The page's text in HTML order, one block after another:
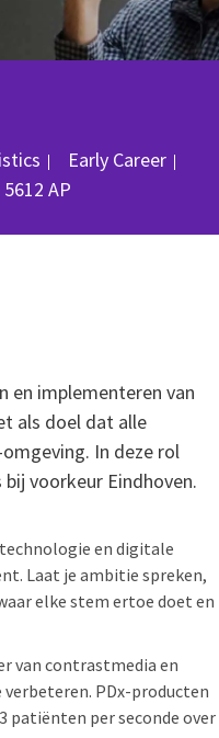
Early Career
AP
en implementeren van
als doel dat alle
In deze rol
voorkeur Eindhoven.
en digitale
Laat je ambitie spreken,
elke stem ertoe doet en
van contrastmedia en
PDx-producten
patiënten per seconde over